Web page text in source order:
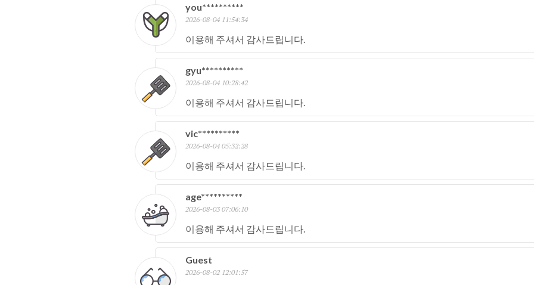
you**********
2026-08-04 11:54:34
이용해 주셔서 감사드립니다.
gyu**********
2026-08-04 10:28:42
이용해 주셔서 감사드립니다.
vic**********
2026-08-04 05:32:28
이용해 주셔서 감사드립니다.
age**********
2026-08-03 07:06:10
이용해 주셔서 감사드립니다.
Guest
2026-08-02 12:01:57